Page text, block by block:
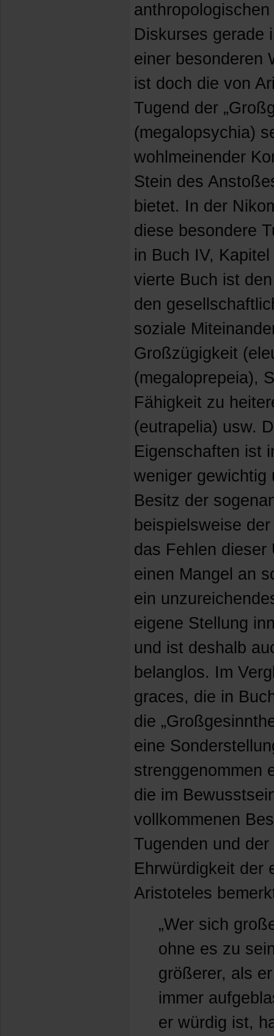
Diskurses gerade
einer besonderen
ist doch die von
Tugend der
(megalopsychia)
wohlmeinender
Stein des
bietet. In der
diese besondere
in Buch IV,
vierte Buch ist
den
soziale
Großzügigkeit
(megaloprepeia),
Fähigkeit zu
(eutrapelia) usw.
Eigenschaften ist
weniger gewichtig
Besitz der
beispielsweise
das Fehlen dieser
einen Mangel an
ein
eigene Stellung
und ist deshalb
belanglos. Im
graces, die in
die
eine
strenggenommen
die im
vollkommenen
Tugenden und
Ehrwürdigkeit der
Aristoteles
„Wer sich
ohne es zu
größerer, als
immer
er würdig ist,